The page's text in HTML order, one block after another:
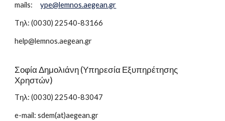
mails:ype@lemnos.aegean.gr
Tηλ: (0030)22540-83166
help@lemnos.aegean.gr
Σοφία Δημολιάνη (Υπηρεσία Εξυπηρέτησης
Χρηστών)
Tηλ: (0030) 22540-83047
e-mail: sdem(at)aegean.gr